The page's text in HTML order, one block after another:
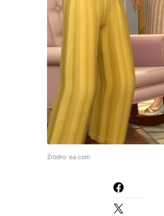
Źródło: ea.com